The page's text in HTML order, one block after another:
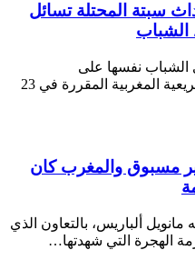
سبتة المحتلة تسائل
الشباب
نفسها على
الاستعدادات الجارية للانتخابات التشريعية المغربية المقررة في 23
مسبوق والمغرب كان
مانويل ألباريس، بالتعاون الذي
الهجرة التي شهدتها…